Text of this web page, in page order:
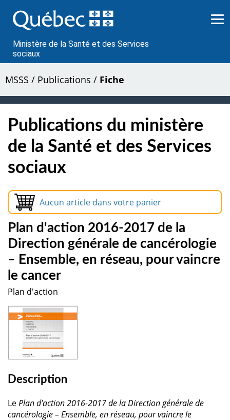
au
contenu
Ministère de la Santé et des Services
sociaux
MSSS / Publications / Fiche
Publications du ministère
de la Santé et des Services
sociaux
Aucun article dans votre panier
Plan d'action 2016-2017 de la
Direction générale de cancérologie
– Ensemble, en réseau, pour vaincre
le cancer
Plan d'action
Description
LePlan d’action 2016-2017 de la Direction générale de
cancérologie – Ensemble, en réseau, pour vaincre le